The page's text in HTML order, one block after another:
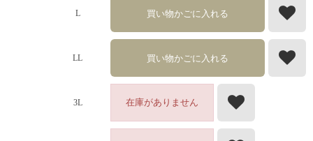
L 買い物かごに入れる
LL 買い物かごに入れる
3L 在庫がありません